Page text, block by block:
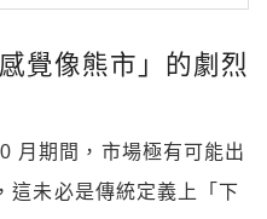
覺像熊市」的劇烈
月期間，市場極有可能出
這未必是傳統定義上「下